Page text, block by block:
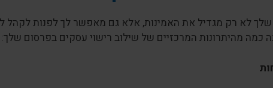
שלך לא רק מגדיל את האמינות, אלא גם מאפשר לך לפנות
כמה מהיתרונות המרכזיים של שילוב רישוי עסקים בפרסום שלך: